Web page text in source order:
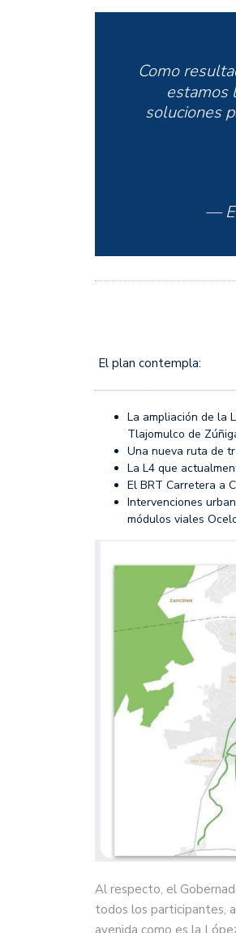
Como
estamos
soluciones
—
El plan contempla:
La ampliación de la
Tlajomulco de
Una nueva ruta de
La L4 que
El BRT Carretera a
Intervenciones
módulos viales
Al respecto, el
todos los participantes,